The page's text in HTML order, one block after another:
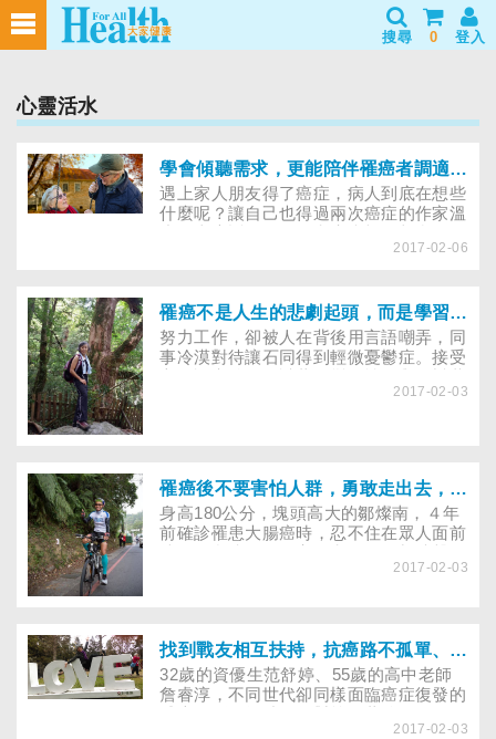
搜尋 0 登入
心靈活水
學會傾聽需求，更能陪伴罹癌者調適情緒
遇上家人朋友得了癌症，病人到底在想些
什麼呢？讓自己也得過兩次癌症的作家溫
聽他們的需求，陪伴走過這段路…… 一
生、心理的劇烈波動而產生強大的情緒反
應，家屬也難逃波及！抗癌作家溫小平自
己得過2次癌症，也拜訪過數十例的癌症
家庭，以下請她來分享情緒調適的實際方
2017-02-06
罹癌不是人生的悲劇起頭，而是學習全新生活的契機
努力工作，卻被人在背後用言語嘲弄，同
事冷漠對待讓石同得到輕微憂鬱症。接受
處。沒想到之後竟發現罹患乳癌，在抗癌
2017-02-03
罹癌後不要害怕人群，勇敢走出去，重拾快樂！
身高180公分，塊頭高大的鄒燦南，４年
前確診罹患大腸癌時，忍不住在眾人面前
中，堅持「我要活下去」的信念，逐步鍛
2017-02-03
找到戰友相互扶持，抗癌路不孤單、更有力量
32歲的資優生范舒婷、55歲的高中老師
詹睿淳，不同世代卻同樣面臨癌症復發的
現「心情，是控制癌症病情的重要關2017-02-03